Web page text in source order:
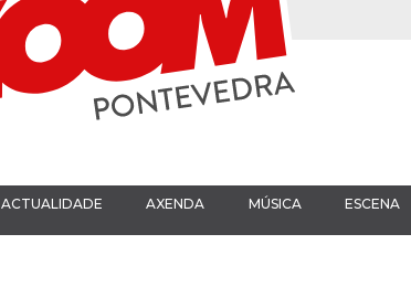
ACTUALIDADE AXENDA MÚSICA ESCENA